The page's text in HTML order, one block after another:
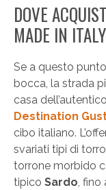
DOVE
MADE IN ITALY
Se a questo
bocca, la strada
casa dell’autentico
Destination
cibo italiano.
svariati tipi di
torrone morbido
tipico Sardo ,